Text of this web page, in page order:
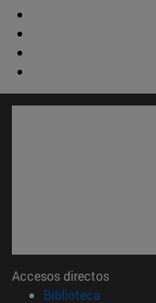
Accesos directos
Biblioteca